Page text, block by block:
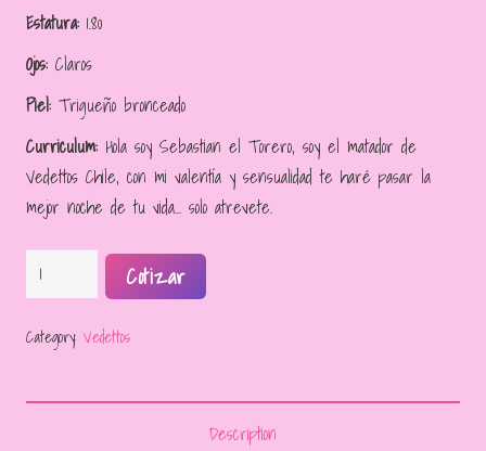
Estatura: 1.80
Ojos: Claros
Piel: Trigueño bronceado
Curriculum: Hola soy Sebastian el Torero, soy el matador de
Vedettos Chile, con mi valentía y sensualidad te haré pasar la
mejor noche de tu vida… solo atrevete.
Torero
quantity
Cotizar
Category: Vedettos
Description